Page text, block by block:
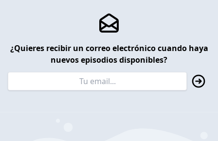
¿Quieres recibir un correo electrónico cuando haya
nuevos episodios disponibles?